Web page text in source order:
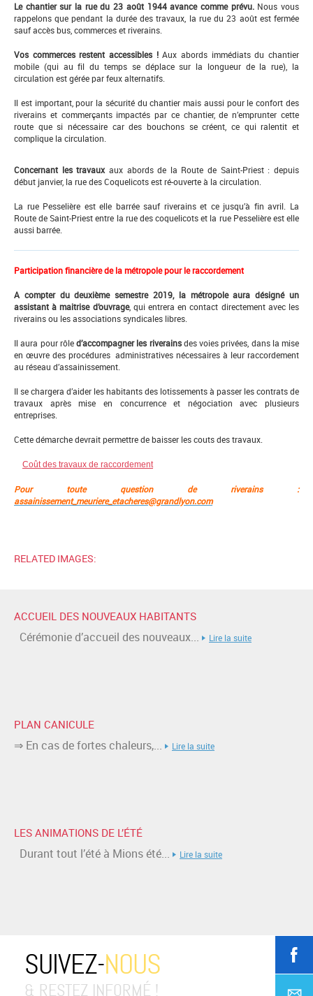
Le chantier sur la rue du 23 août 1944 avance comme prévu.Nous vous
rappelons que pendant la durée des travaux, la rue du 23 août est fermée
sauf accès bus, commerces et riverains.
Vos commerces restent accessibles !Aux abords immédiats du chantier
mobile (qui au fil du temps se déplace sur la longueur de la rue), la
circulation est gérée par feux alternatifs.
Il est important, pour la sécurité du chantier mais aussi pour le confort des
riverains et commerçants impactés par ce chantier, de n’emprunter cette
route que si nécessaire car des bouchons se créent, ce qui ralentit et
complique la circulation.
Concernant les travauxaux abords de la Route de Saint-Priest : depuis
début janvier, la rue des Coquelicots est ré-ouverte à la circulation.
La rue Pesselière est elle barrée sauf riverains et ce jusqu’à fin avril. La
Route de Saint-Priest entre la rue des coquelicots et la rue Pesselière est elle
aussi barrée.
Participation financière de la métropole pour le raccordement
A compter du deuxième semestre 2019, la métropole aura désigné un
assistant à maitrise d’ouvrage, qui entrera en contact directement avec les
riverains ou les associations syndicales libres.
Il aura pour rôled’accompagner les riverainsdes voies privées, dans la mise
en œuvre des procédures administratives nécessaires à leur raccordement
au réseau d’assainissement.
Il se chargera d’aider les habitants des lotissements à passer les contrats de
travaux après mise en concurrence et négociation avec plusieurs
entreprises.
Cette démarche devrait permettre de baisser les couts des travaux.
Coût des travaux de raccordement
Pour toute question de riverains :
assainissement_meuriere_etacheres@grandlyon.com
RELATED IMAGES:
ACCUEIL DES NOUVEAUX HABITANTS
Cérémonie d’accueil des nouveaux... Lire la suite
PLAN CANICULE
⇒ En cas de fortes chaleurs,... Lire la suite
LES ANIMATIONS DE L’ÉTÉ
Durant tout l’été à Mions été... Lire la suite
SUIVEZ-NOUS
& RESTEZ INFORMÉ !